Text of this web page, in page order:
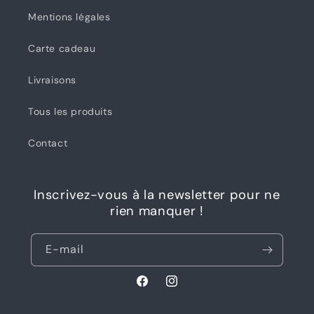
Mentions légales
Carte cadeau
Livraisons
Tous les produits
Contact
Inscrivez-vous à la newsletter pour ne
rien manquer !
E-mail
FacebookInstagram